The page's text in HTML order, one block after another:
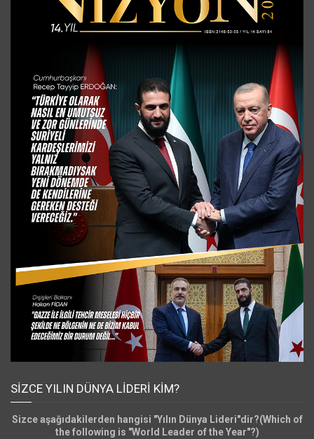
SIZCE YILIN DÜNYA LIDERI KIM?
Sizce aşağıdakilerden hangisi "Yılın Dünya Lideri"dir?(Which of
the following is "World Leader of the Year"?)